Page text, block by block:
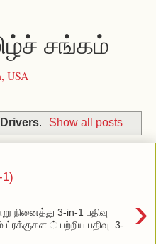
சங்கம்
USA
Drivers. Show all posts
›
3‍-in-1 பதிவு
ட்ரக்குகள ் பற்றிய பதிவு. 3-